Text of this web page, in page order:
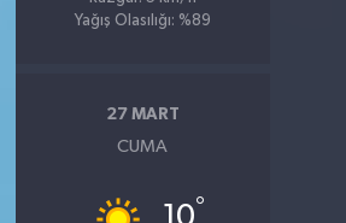
Yağış Olasılığı: %89
27 MART
CUMA
°